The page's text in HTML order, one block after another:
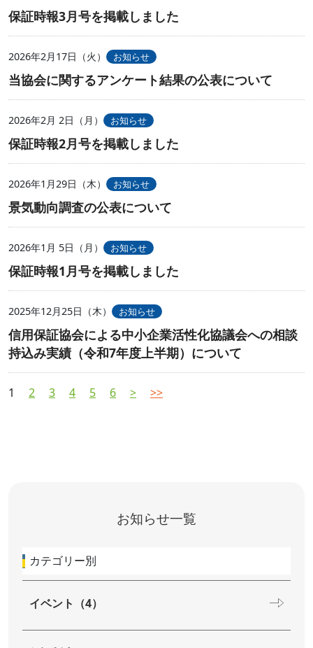
保証時報3月号を掲載しました
2026年2月17日（火） お知らせ
当協会に関するアンケート結果の公表について
2026年2月 2日（月） お知らせ
保証時報2月号を掲載しました
2026年1月29日（木） お知らせ
景気動向調査の公表について
2026年1月 5日（月） お知らせ
保証時報1月号を掲載しました
2025年12月25日（木） お知らせ
信用保証協会による中小企業活性化協議会への相談
持込み実績（令和7年度上半期）について
1 2 3 4 5 6 > >>
お知らせ一覧
カテゴリー別
イベント（4）